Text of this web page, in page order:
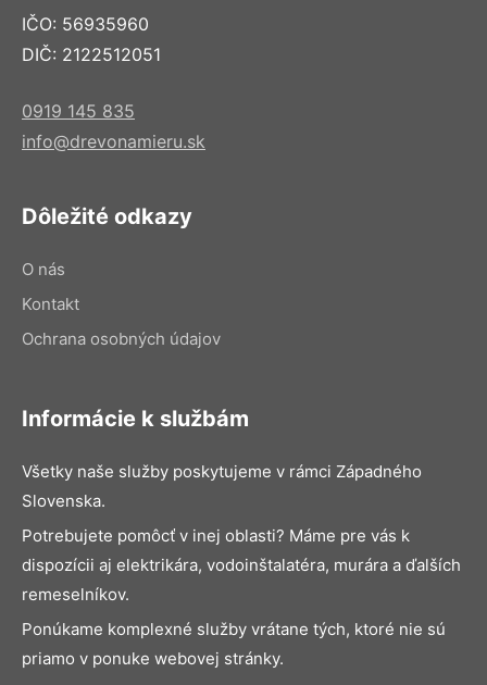
IČO: 56935960
DIČ: 2122512051
0919 145 835
info@drevonamieru.sk
Dôležité odkazy
O nás
Kontakt
Ochrana osobných údajov
Informácie k službám
Všetky naše služby poskytujeme v rámci Západného
Slovenska.
Potrebujete pomôcť v inej oblasti? Máme pre vás k
dispozícii aj elektrikára, vodoinštalatéra, murára a ďalších
remeselníkov.
Ponúkame komplexné služby vrátane tých, ktoré nie sú
priamo v ponuke webovej stránky.